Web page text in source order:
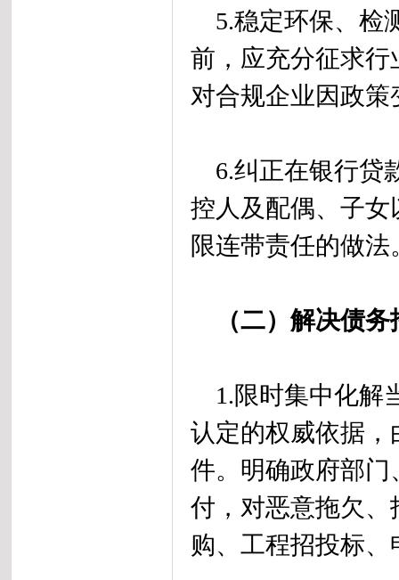
5.稳定环保、检
前，应充分征求
对合规企业因政
6.纠正在银行贷
控人及配偶、子
限连带责任的做法
（二）解决债务
1.限时集中化解
认定的权威依据
件。明确政府部门
付，对恶意拖欠
购、工程招投标